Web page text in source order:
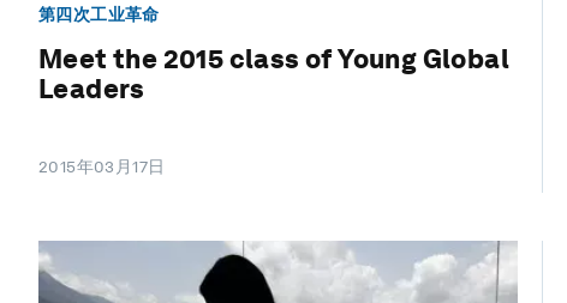
第四次工业革命
Meet the 2015 class of Young Global
Leaders
2015年03月17日